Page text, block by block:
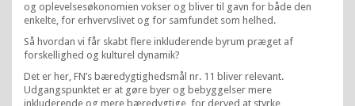
og oplevelsesøkonomien vokser og bliver til gavn for både den
enkelte, for erhvervslivet og for samfundet som helhed.
Så hvordan vi får skabt flere inkluderende byrum præget af
forskellighed og kulturel dynamik?
Det er her, FN’s bæredygtighedsmål nr. 11 bliver relevant.
Udgangspunktet er at gøre byer og bebyggelser mere
inkluderende og mere bæredygtige, for derved at styrke